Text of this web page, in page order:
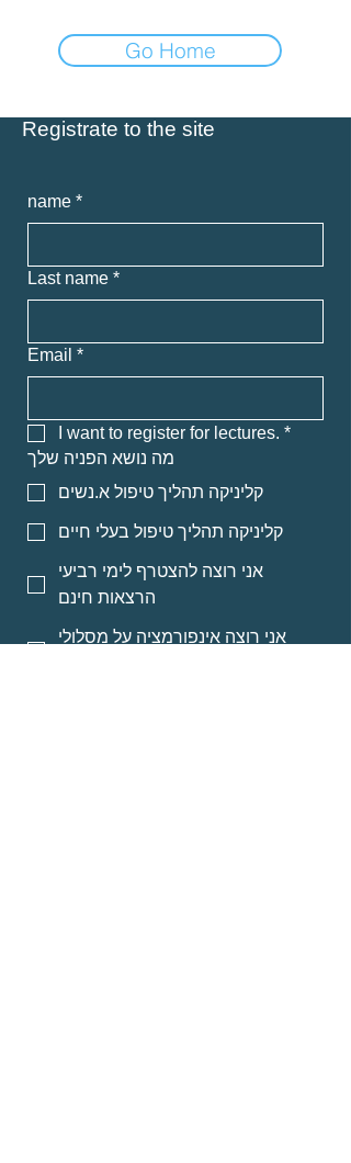
Go Home
Registrate to the site
name *
Last name *
Email *
I want to register for lectures. *
מה נושא הפניה שלך
קליניקה תהליך טיפול א.נשים
קליניקה תהליך טיפול בעלי חיים
אני רוצה להצטרף לימי רביעי
הרצאות חינם
אני רוצה אינפורמציה על מסלולי